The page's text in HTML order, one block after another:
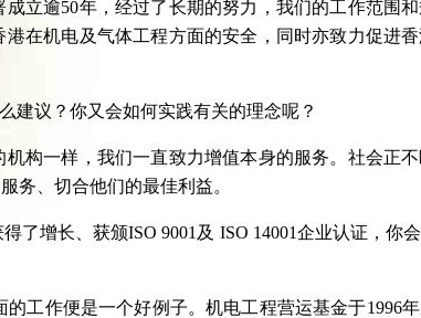
立逾50年，经过了长期的努力，我们的工作范围
在机电及气体工程方面的安全，同时亦致力促进
建议？你又会如何实践有关的理念呢？
构一样，我们一直致力增值本身的服务。社会正
务、切合他们的最佳利益。
增长、获颁ISO 9001及 ISO 14001企业认证，你
工作便是一个好例子。机电工程营运基金于1996